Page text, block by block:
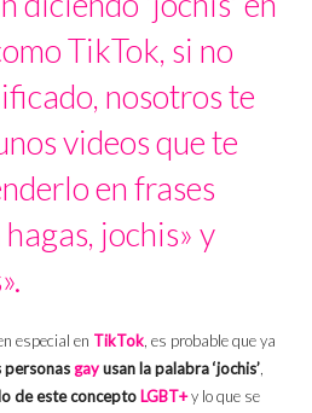
TikTok, si no
nosotros te
videos que te
en frases
jochis» y
especial en TikTok, es probable que ya
personasgayusan la palabra ‘jochis’,
de este concepto LGBT+y lo que se